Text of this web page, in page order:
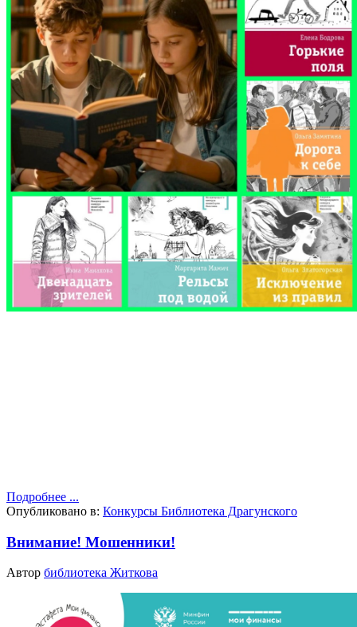
Подробнее ...
Опубликовано в: Конкурсы Библиотека Драгунского
Внимание! Мошенники!
Автор библиотека Житкова